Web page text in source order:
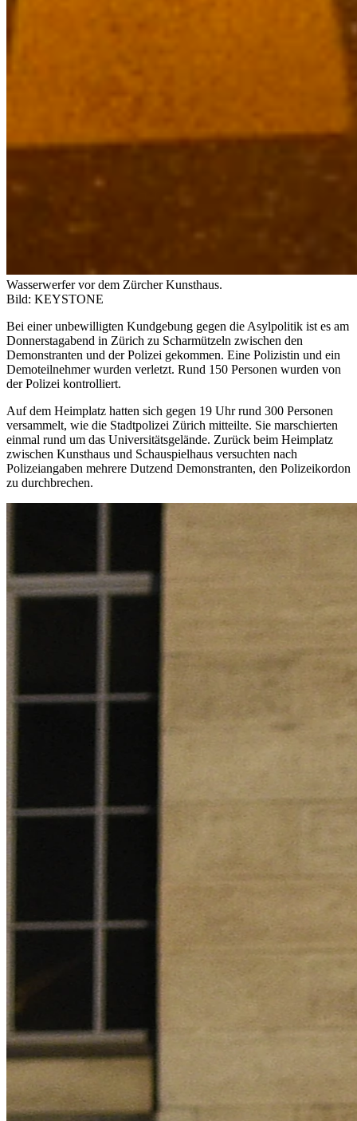
Wasserwerfer vor dem Zürcher Kunsthaus.
Bild: KEYSTONE
Bei einer unbewilligten Kundgebung gegen die Asylpolitik ist es am
Donnerstagabend in Zürich zu Scharmützeln zwischen den
Demonstranten und der Polizei gekommen. Eine Polizistin und ein
Demoteilnehmer wurden verletzt. Rund 150 Personen wurden von
der Polizei kontrolliert.
Auf dem Heimplatz hatten sich gegen 19 Uhr rund 300 Personen
versammelt, wie die Stadtpolizei Zürich mitteilte. Sie marschierten
einmal rund um das Universitätsgelände. Zurück beim Heimplatz
zwischen Kunsthaus und Schauspielhaus versuchten nach
Polizeiangaben mehrere Dutzend Demonstranten, den Polizeikordon
zu durchbrechen.